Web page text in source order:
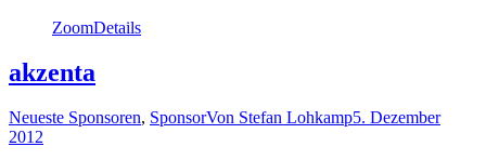
ZoomDetails
akzenta
Neueste Sponsoren, SponsorVon Stefan Lohkamp5. Dezember
2012